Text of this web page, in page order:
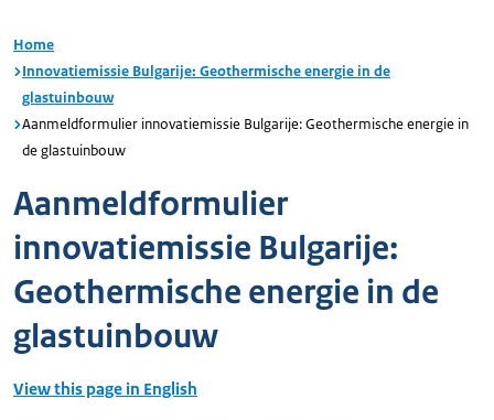
Home
Innovatiemissie Bulgarije: Geothermische energie in de
glastuinbouw
Aanmeldformulier innovatiemissie Bulgarije: Geothermische energie in
de glastuinbouw
Aanmeldformulier
innovatiemissie Bulgarije:
Geothermische energie in de
glastuinbouw
View this page in English